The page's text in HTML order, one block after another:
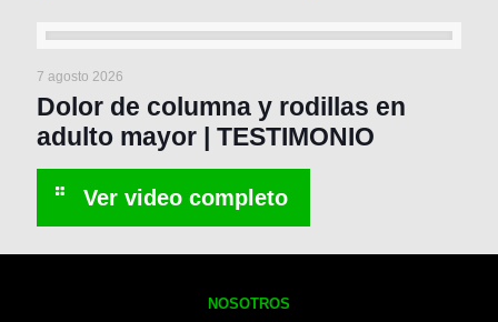
7 agosto 2026
Dolor de columna y rodillas en
adulto mayor | TESTIMONIO
NOSOTROS